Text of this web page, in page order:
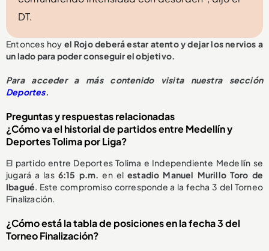
DT.
Entonces hoy el Rojo deberá estar atento y dejar los nervios a
un lado para poder conseguir el objetivo.
Para acceder a más contenido visita nuestra sección
Deportes.
Preguntas y respuestas relacionadas
¿Cómo va el historial de partidos entre Medellín y
Deportes Tolima por Liga?
El partido entre Deportes Tolima e Independiente Medellín se
jugará a las 6:15 p.m. en elestadio Manuel Murillo Toro de
Ibagué. Este compromiso corresponde a la fecha 3 del Torneo
Finalización.
¿Cómo está la tabla de posiciones en la fecha 3 del
Torneo Finalización?